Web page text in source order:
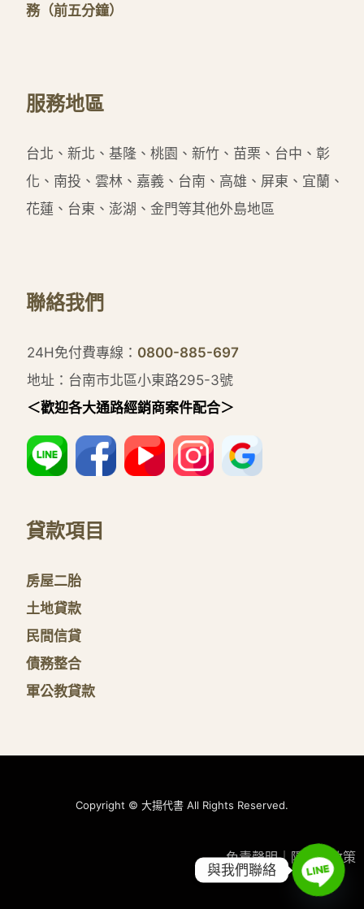
務（前五分鐘）
服務地區
台北、新北、基隆、桃園、新竹、苗栗、台中、彰
化、南投、雲林、嘉義、台南、高雄、屏東、宜蘭、
花蓮、台東、澎湖、金門等其他外島地區
聯絡我們
24H免付費專線： 0800-885-697
地址：台南市北區小東路295-3號
＜歡迎各大通路經銷商案件配合＞
貸款項目
房屋二胎
土地貸款
民間信貸
債務整合
軍公教貸款
Copyright © 大揚代書 All Rights Reserved.
免責聲明｜ 隱私權政策
與我們聯絡